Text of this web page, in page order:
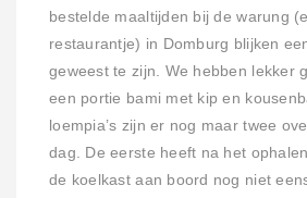
bestelde maaltijden bij de warung
restaurantje) in Domburg blijken
geweest te zijn. We hebben lekker
een portie bami met kip en
loempia’s zijn er nog maar twee
dag. De eerste heeft na het
de koelkast aan boord nog niet